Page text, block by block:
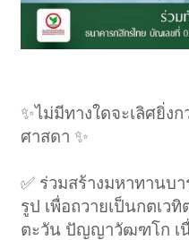
✨ไม่มีทางใดจะเลิศยิ่ง
ศาสดา ✨
✅ ร่วมสร้างมหาทานบ
รูป เพื่อถวายเป็นกตเว
ตะวัน ปัญญาวัฒฑโก เ